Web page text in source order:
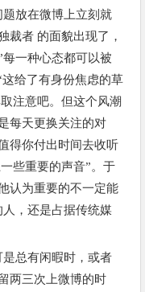
放在微博上立刻就
裁者 的面貌出现了，
一种心态都可以被
给了有身份焦虑的草
注意吧。但这个风潮
每天更换关注的对
得你付出时间去收听
些重要的声音”。于
认为重要的不一定能
，还是占据传统媒
总有闲暇时，或者
两三次上微博的时